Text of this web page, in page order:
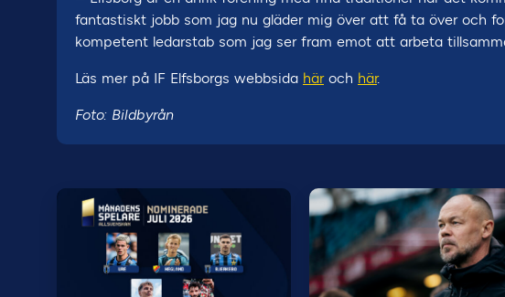
fantastiskt jobb som jag nu gläder mig över att få ta över och
kompetent ledarstab som jag ser fram emot att arbeta
Läs mer på IF Elfsborgs webbsida häroch här.
Foto: Bildbyrån